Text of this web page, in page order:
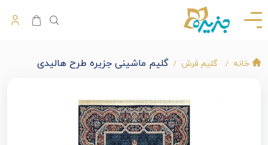
خانه گلیم فرش گلیم ماشینی جزیره طرح هالیدی